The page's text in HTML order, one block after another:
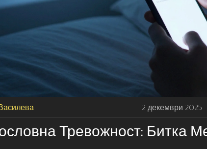
2 декември 2025
Тревожност: Битка